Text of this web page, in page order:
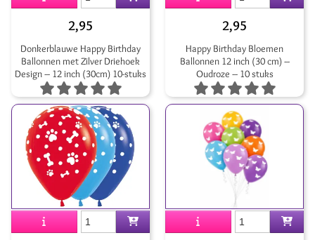
2,95
Donkerblauwe Happy Birthday
Ballonnen met Zilver Driehoek
Design – 12 inch (30cm) 10-stuks
2,95
Happy Birthday Bloemen
Ballonnen 12 inch (30 cm) –
Oudroze – 10 stuks